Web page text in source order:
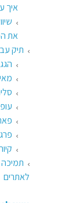
איך
את
תיק
תמיכה
לאתרים